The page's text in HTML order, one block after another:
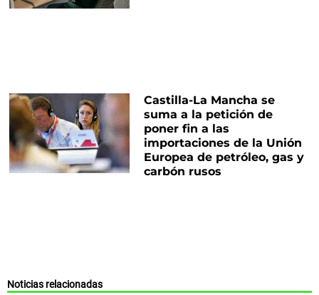
Castilla-La Mancha se
suma a la petición de
poner fin a las
importaciones de la Unión
Europea de petróleo, gas y
carbón rusos
Noticias relacionadas